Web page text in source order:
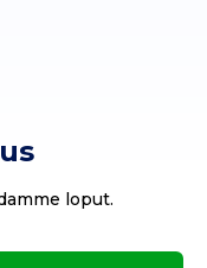
loput.